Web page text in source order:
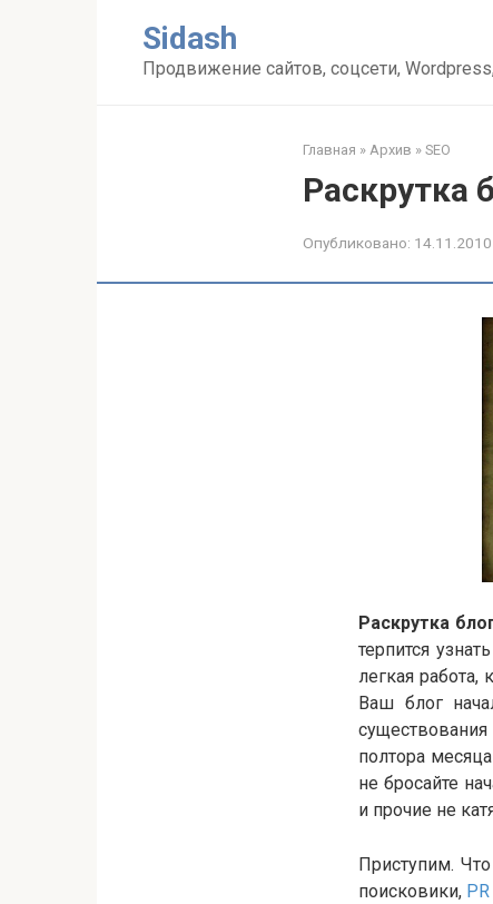
Sidash
Продвижение сайтов, соцсети,
Главная » Архив » SEO
Раскрутка
Опубликовано: 14.11.2010
Раскрутка
терпится
легкая
Ваш блог
полтора
не бросайте
и прочие не
Приступим.
поисковики,